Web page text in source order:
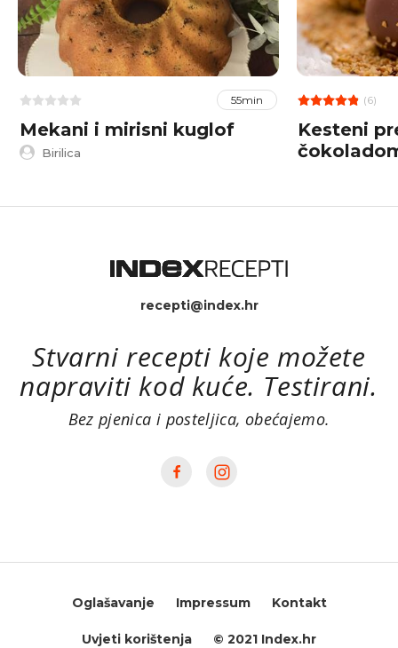
55min
Mekani i mirisni kuglof
Birilica
(6)
Kesteni
recepti@index.hr
Stvarni recepti koje možete
napraviti kod kuće. Testirani.
Bez pjenica i posteljica, obećajemo.
Oglašavanje Impressum Kontakt
Uvjeti korištenja © 2021 Index.hr